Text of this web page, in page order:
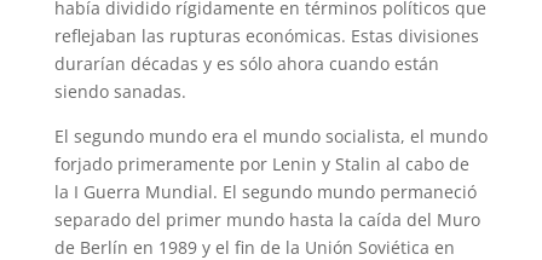
había dividido rígidamente en términos políticos que
reflejaban las rupturas económicas. Estas divisiones
durarían décadas y es sólo ahora cuando están
siendo sanadas.
El segundo mundo era el mundo socialista, el mundo
forjado primeramente por Lenin y Stalin al cabo de
la I Guerra Mundial. El segundo mundo permaneció
separado del primer mundo hasta la caída del Muro
de Berlín en 1989 y el fin de la Unión Soviética en